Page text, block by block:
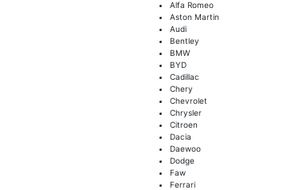
Alfa Romeo
Aston Martin
Audi
Bentley
BMW
BYD
Cadillac
Chery
Chevrolet
Chrysler
Citroen
Dacia
Daewoo
Dodge
Faw
Ferrari